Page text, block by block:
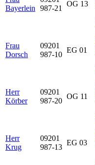
Bayerlein
987-21
OG 13
Frau
Dorsch
09201
987-10
EG 01
Herr
Körber
09201
987-20
OG 11
Herr
Krug
09201
987-13
EG 03